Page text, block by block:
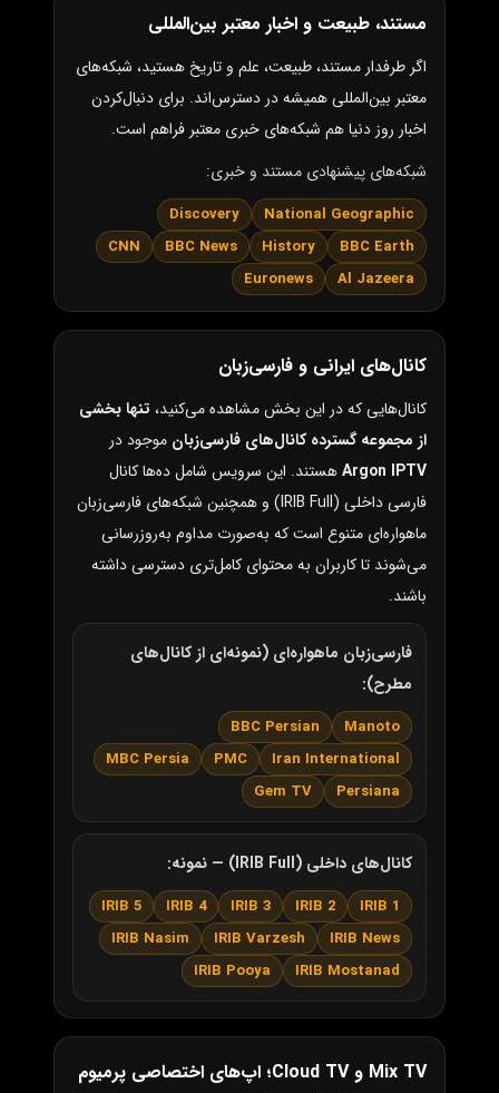
مستند، طبیعت و اخبار معتبر بین‌المللی
اگر طرفدار مستند، طبیعت، علم و تاریخ هستید، شبکه‌های
معتبر بین‌المللی همیشه در دسترس‌اند. برای دنبال‌کردن
اخبار روز دنیا هم شبکه‌های خبری معتبر فراهم است.
شبکه‌های پیشنهادی مستند و خبری:
National Geographic
Discovery
BBC Earth
History
BBC News
CNN
Al Jazeera
Euronews
کانال‌های ایرانی و فارسی‌زبان
کانال‌هایی که در این بخش مشاهده می‌کنید، تنها بخشی
از مجموعه گسترده کانال‌های فارسی‌زبان موجود در
Argon IPTVهستند. این سرویس شامل ده‌ها کانال
فارسی داخلی (IRIB Full) و همچنین شبکه‌های فارسی‌زبان
ماهواره‌ای متنوع است که به‌صورت مداوم به‌روزرسانی
می‌شوند تا کاربران به محتوای کامل‌تری دسترسی داشته
باشند.
فارسی‌زبان ماهواره‌ای (نمونه‌ای از کانال‌های
مطرح):
Manoto
BBC Persian
Iran International
PMC
MBC Persia
Persiana
Gem TV
کانال‌های داخلی (IRIB Full) — نمونه:
IRIB 1
IRIB 2
IRIB 3
IRIB 4
IRIB 5
IRIB News
IRIB Varzesh
IRIB Nasim
IRIB Mostanad
IRIB Pooya
Mix TV و Cloud TV؛ اپ‌های اختصاصی پرمیوم